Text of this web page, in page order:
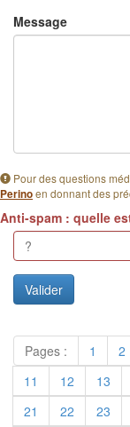
Message
Pour des questions
Perinoen donnant des
Anti-spam : quelle
Pages : 1 2
11
12 13
21
22 23